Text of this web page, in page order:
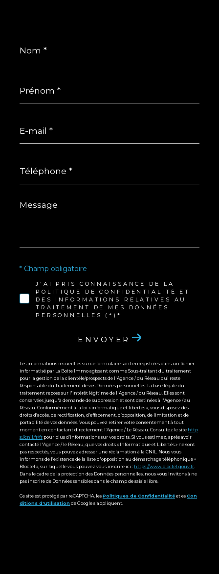
*
*
mail
*
*
Message
*
J'AI PRIS CONNAISSANCE DE LA
POLITIQUE DE CONFIDENTIALITÉ ET
DES INFORMATIONS RELATIVES AU
TRAITEMENT DE MES DONNÉES
PERSONNELLES (*)*
* Champ obligatoire
ENVOYER
Les informations recueillies sur ce formulaire sont enregistrées dans un fichier
informatisé par La Boite Immo agissant comme Sous-traitant du traitement
pour la gestion de la clientèle/prospects de l'Agence / du Réseau qui reste
Responsable du Traitement de vos Données personnelles. La base légale du
traitement repose sur l'intérêt légitime de l'Agence / du Réseau. Elles sont
conservées jusqu'à demande de suppression et sont destinées à l'Agence / au
Réseau. Conformément à la loi « informatique et libertés », vous disposez des
droits d’accès, de rectification, d’effacement, d’opposition, de limitation et de
portabilité de vos données. Vous pouvez retirer votre consentement à tout
moment en contactant directement l’Agence / Le Réseau. Consultez le site http
s://cnil.fr/fr pour plus d’informations sur vos droits. Si vous estimez, après avoir
contacté l'Agence / le Réseau, que vos droits « Informatique et Libertés » ne sont
pas respectés, vous pouvez adresser une réclamation à la CNIL. Nous vous
informons de l’existence de la liste d'opposition au démarchage téléphonique «
Bloctel », sur laquelle vous pouvez vous inscrire ici : https://www.bloctel.gouv.fr
Dans le cadre de la protection des Données personnelles, nous vous invitons à ne
pas inscrire de Données sensibles dans le champ de saisie libre.
Ce site est protégé par reCAPTCHA, lesPolitiques de Confidentialitéet esCon
ditions d'utilisationde Google s'appliquent.